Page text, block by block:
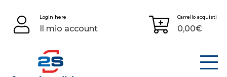
content
Login here
Il mio account
Carrello acquisti
0,00€